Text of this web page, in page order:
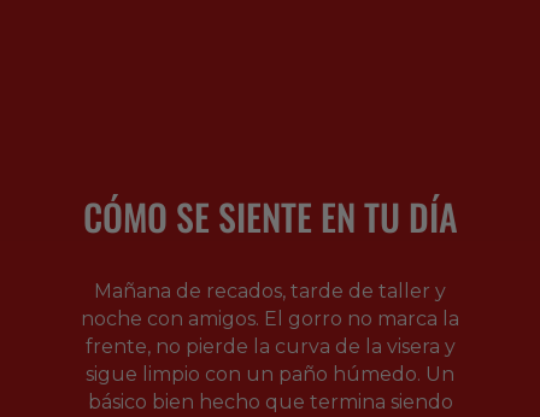
CÓMO SE SIENTE EN TU DÍA
Mañana de recados, tarde de taller y
noche con amigos. El gorro no marca la
frente, no pierde la curva de la visera y
sigue limpio con un paño húmedo. Un
básico bien hecho que termina siendo